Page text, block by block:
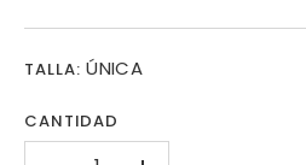
TALLA: ÚNICA
CANTIDAD